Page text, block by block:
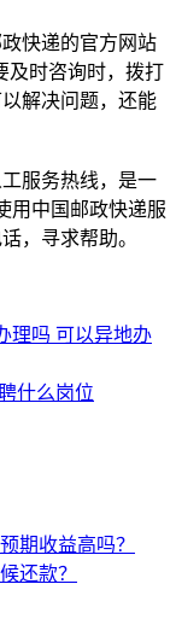
快递的官方网站
及时咨询时，拨打
解决问题，还能
服务热线，是一
用中国邮政快递服
，寻求帮助。
理吗 可以异地办
什么岗位
期收益高吗？
还款？